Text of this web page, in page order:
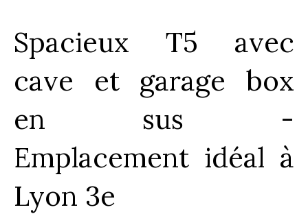
Spacieux T5 avec
cave et garage box
en sus -
Emplacement idéal à
Lyon 3e